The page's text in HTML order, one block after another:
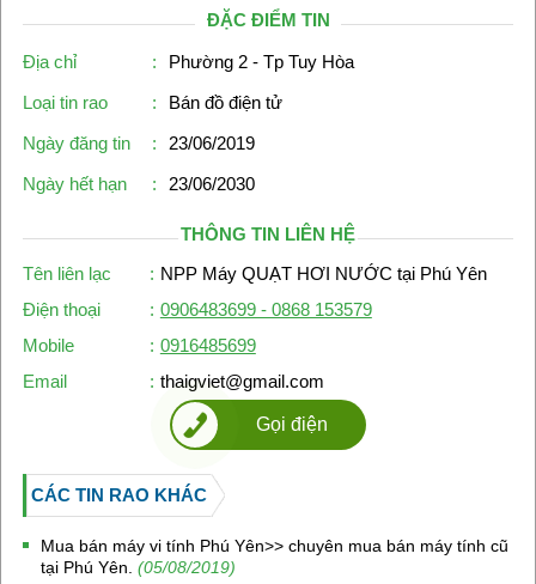
ĐẶC ĐIỂM TIN
Địa chỉ :
Phường 2 - Tp Tuy Hòa
Loại tin rao
:
Bán đồ điện tử
Ngày đăng tin
:
23/06/2019
Ngày hết hạn
: 23/06/2030
THÔNG TIN LIÊN HỆ
Tên liên lạc
: NPP Máy QUẠT HƠI NƯỚC tại Phú Yên
Điện thoại
: 0906483699 - 0868 153579
Mobile
: 0916485699
Email
: thaigviet@gmail.com
Gọi điện
CÁC TIN RAO KHÁC
Mua bán máy vi tính Phú Yên>> chuyên mua bán máy tính cũ
tại Phú Yên. (05/08/2019)